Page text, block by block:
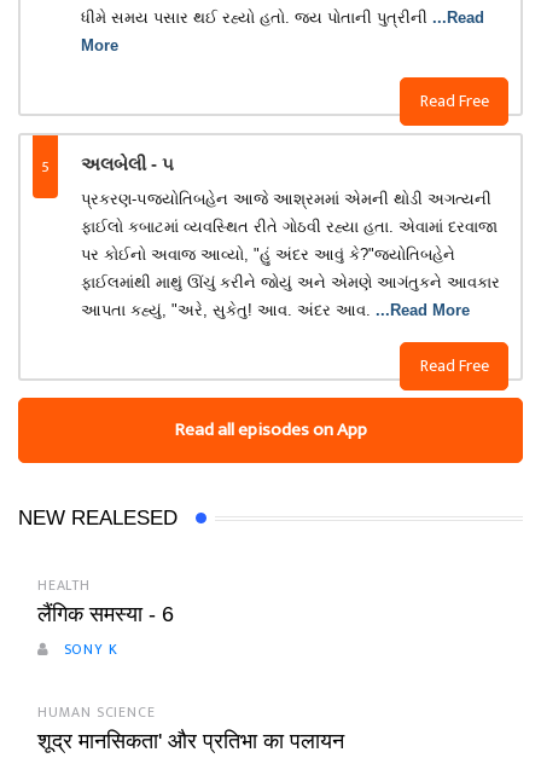
Read Free
ધીમે સમય પસાર થઈ રહ્યો હતો. જય પોતાની પુત્રીની ...Read
More
5 અલબેલી - ૫
Read Free
પ્રકરણ-૫જ્યોતિબહેન આજે આશ્રમમાં એમની થોડી અગત્યની
ફાઈલો કબાટમાં વ્યવસ્થિત રીતે ગોઠવી રહ્યા હતા. એવામાં દરવાજા
પર કોઈનો અવાજ આવ્યો, "હું અંદર આવું કે?"જ્યોતિબહેને
ફાઈલમાંથી માથું ઊંચું કરીને જોયું અને એમણે આગંતુકને આવકાર
આપતા કહ્યું, "અરે, સુકેતુ! આવ. અંદર આવ. ...Read More
Read all episodes on App
NEW REALESED
HEALTH
लैंगिक समस्या - 6
SONY K
HUMAN SCIENCE
शूद्र मानसिकता' और प्रतिभा का पलायन